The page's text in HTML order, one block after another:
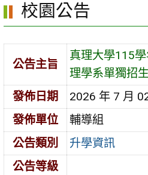
容
區
校園公告
公告主旨
真理大學115
理學系單獨招
發佈日期
2026 年 7 月
發佈單位
輔導組
公告類別
升學資訊
公告等級